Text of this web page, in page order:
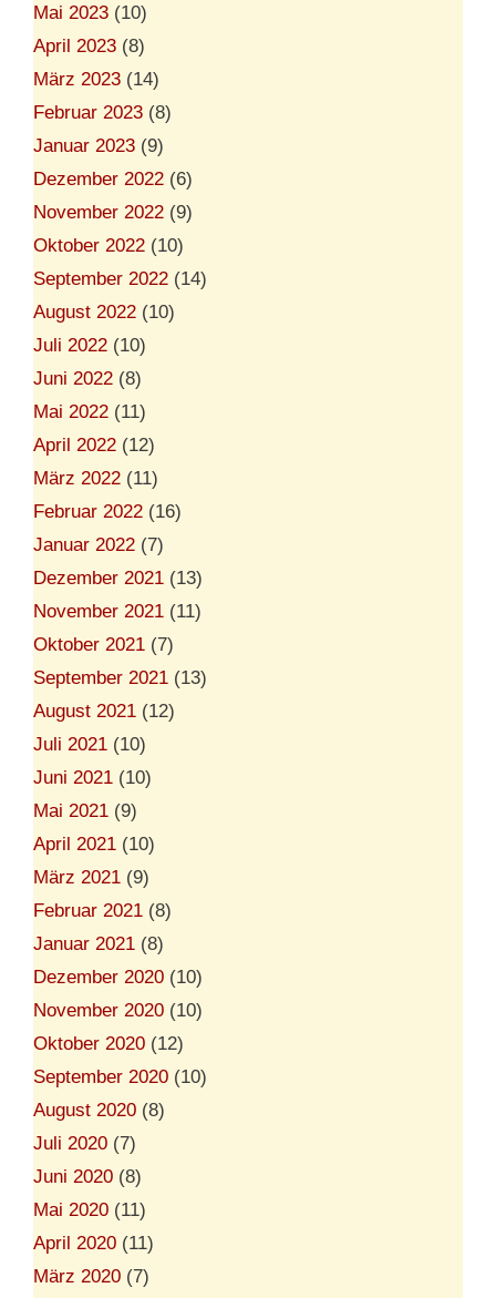
Mai 2023 (10)
April 2023 (8)
März 2023 (14)
Februar 2023 (8)
Januar 2023 (9)
Dezember 2022 (6)
November 2022 (9)
Oktober 2022 (10)
September 2022 (14)
August 2022 (10)
Juli 2022 (10)
Juni 2022 (8)
Mai 2022 (11)
April 2022 (12)
März 2022 (11)
Februar 2022 (16)
Januar 2022 (7)
Dezember 2021 (13)
November 2021 (11)
Oktober 2021 (7)
September 2021 (13)
August 2021 (12)
Juli 2021 (10)
Juni 2021 (10)
Mai 2021 (9)
April 2021 (10)
März 2021 (9)
Februar 2021 (8)
Januar 2021 (8)
Dezember 2020 (10)
November 2020 (10)
Oktober 2020 (12)
September 2020 (10)
August 2020 (8)
Juli 2020 (7)
Juni 2020 (8)
Mai 2020 (11)
April 2020 (11)
März 2020 (7)